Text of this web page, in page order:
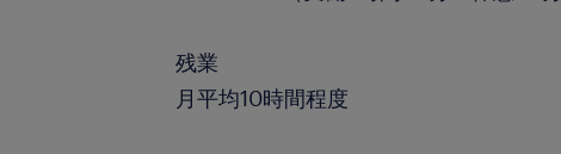
残業
月平均10時間程度